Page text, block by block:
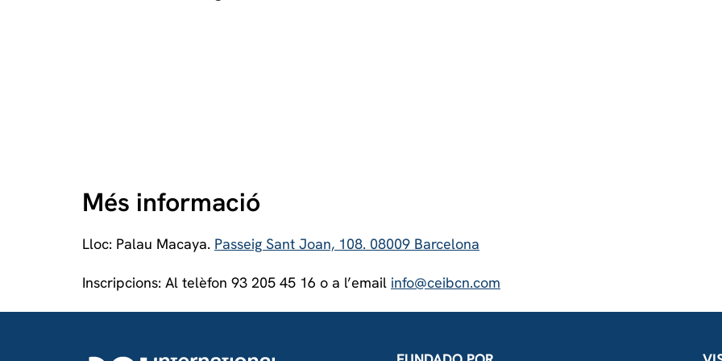
Més informació
Lloc: Palau Macaya. Passeig Sant Joan, 108. 08009 Barcelona
Inscripcions: Al telèfon 93 205 45 16 o a l’email info@ceibcn.com